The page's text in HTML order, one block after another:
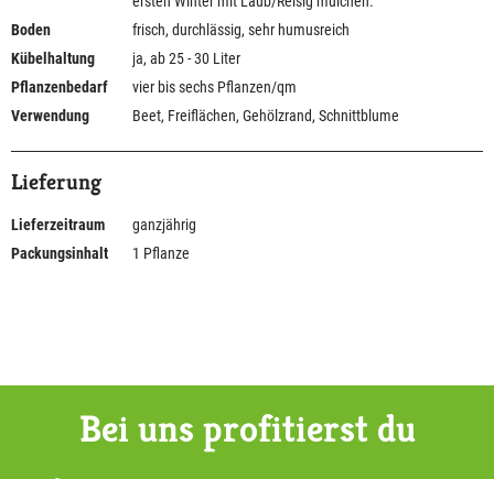
Boden
frisch, durchlässig, sehr humusreich
Kübelhaltung
ja, ab 25 - 30 Liter
Pflanzenbedarf
vier bis sechs Pflanzen/qm
Verwendung
Beet, Freiflächen, Gehölzrand, Schnittblume
Lieferung
Lieferzeitraum
ganzjährig
Packungsinhalt
1 Pflanze
Bei uns profitierst du